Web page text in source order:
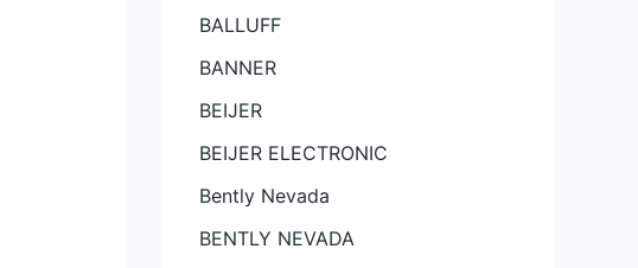
BALLUFF
BANNER
BEIJER
BEIJER ELECTRONIC
Bently Nevada
BENTLY NEVADA